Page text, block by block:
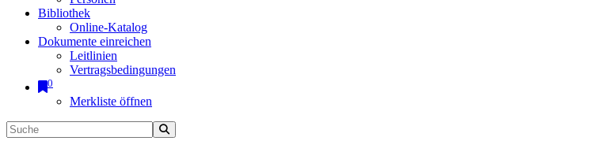
Bibliothek
Online-Katalog
Dokumente einreichen
Leitlinien
Vertragsbedingungen
0
Merkliste öffnen